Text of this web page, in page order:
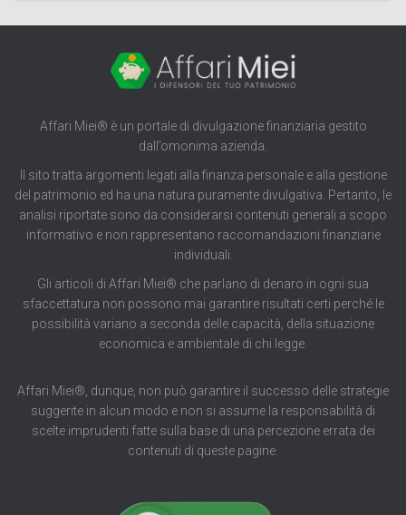
Affari Miei® è un portale di divulgazione finanziaria gestito
dall’omonima azienda.
Il sito tratta argomenti legati alla finanza personale e alla gestione
del patrimonio ed ha una natura puramente divulgativa. Pertanto, le
analisi riportate sono da considerarsi contenuti generali a scopo
informativo e non rappresentano raccomandazioni finanziarie
individuali.
Gli articoli di Affari Miei® che parlano di denaro in ogni sua
sfaccettatura non possono mai garantire risultati certi perché le
possibilità variano a seconda delle capacità, della situazione
economica e ambientale di chi legge.
Affari Miei®, dunque, non può garantire il successo delle strategie
suggerite in alcun modo e non si assume la responsabilità di
scelte imprudenti fatte sulla base di una percezione errata dei
contenuti di queste pagine.